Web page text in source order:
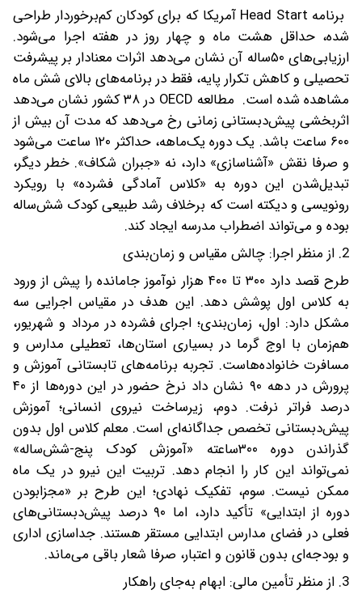
برنامه Head Start آمریکا که برای کودکان کم‌برخوردار طراحی
شده، حداقل هشت ماه و چهار روز در هفته اجرا می‌شود.
ارزیابی‌های ۵۰ساله آن نشان می‌دهد اثرات معنادار بر پیشرفت
تحصیلی و کاهش تکرار پایه، فقط در برنامه‌های بالای شش ماه
مشاهده شده است. مطالعه OECD در ۳۸ کشور نشان می‌دهد
اثربخشی پیش‌دبستانی زمانی رخ می‌دهد که مدت آن بیش از
۶۰۰ ساعت باشد. یک دوره یک‌ماهه، حداکثر ۱۲۰ ساعت می‌شود
و صرفا نقش «آشناسازی» دارد، نه «جبران شکاف». خطر دیگر،
تبدیل‌شدن این دوره به «کلاس آمادگی فشرده» با رویکرد
رونویسی و دیکته است که برخلاف رشد طبیعی کودک شش‌ساله
بوده و می‌تواند اضطراب مدرسه ایجاد کند.
2. از منظر اجرا: چالش مقیاس و زمان‌بندی
طرح قصد دارد ۳۰۰ تا ۴۰۰ هزار نوآموز جامانده را پیش از ورود
به کلاس اول پوشش دهد. این هدف در مقیاس اجرایی سه
مشکل دارد: اول، زمان‌بندی؛ اجرای فشرده در مرداد و شهریور،
هم‌زمان با اوج گرما در بسیاری استان‌ها، تعطیلی مدارس و
مسافرت خانواده‌هاست. تجربه برنامه‌های تابستانی آموزش و
پرورش در دهه ۹۰ نشان داد نرخ حضور در این دوره‌ها از ۴۰
درصد فراتر نرفت. دوم، زیرساخت نیروی انسانی؛ آموزش
پیش‌دبستانی تخصص جداگانه‌ای است. معلم کلاس اول بدون
گذراندن دوره ۳۰۰ساعته «آموزش کودک پنج-شش‌ساله»
نمی‌تواند این کار را انجام دهد. تربیت این نیرو در یک ماه
ممکن نیست. سوم، تفکیک نهادی؛ این طرح بر «مجزابودن
دوره از ابتدایی» تأکید دارد، اما ۹۰ درصد پیش‌دبستانی‌های
فعلی در فضای مدارس ابتدایی مستقر هستند. جداسازی اداری
و بودجه‌ای بدون قانون و اعتبار، صرفا شعار باقی می‌ماند.
3. از منظر تأمین مالی: ابهام به‌جای راهکار